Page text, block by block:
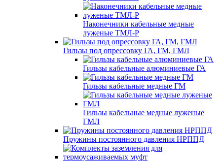
Наконечники кабельные медные
луженые ТМЛ-Р
Гильзы под опрессовку ГА, ГМ, ГМЛ
Гильзы кабельные алюминиевые ГА
Гильзы кабельные медные ГМ
Гильзы кабельные медные луженые
ГМЛ
Пружины постоянного давления НРППД